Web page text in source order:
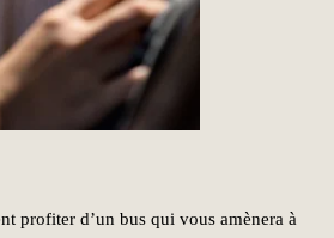
profiter d’un bus qui vous amènera à